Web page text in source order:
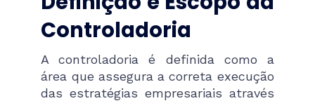
Controladoria
A controladoria é definida como a
área que assegura a correta execução
das estratégias empresariais através